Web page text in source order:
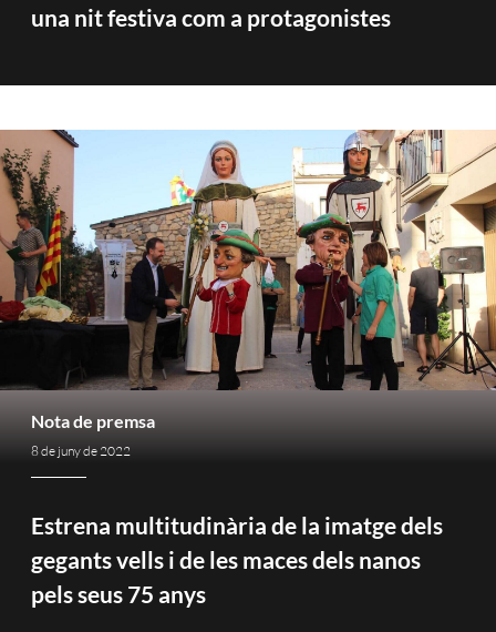
una nit festiva com a protagonistes
Nota de premsa
8 de juny de 2022
Estrena multitudinària de la imatge dels
gegants vells i de les maces dels nanos
pels seus 75 anys